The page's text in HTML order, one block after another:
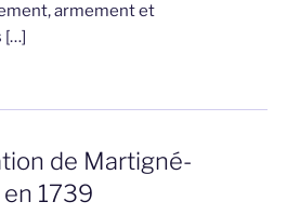
armement et
[…]
de Martigné-
1739